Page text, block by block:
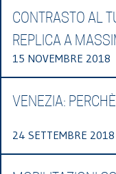
CONTRASTO AL
REPLICA A
15 NOVEMBRE 2018
VENEZIA:
24 SETTEMBRE 2018